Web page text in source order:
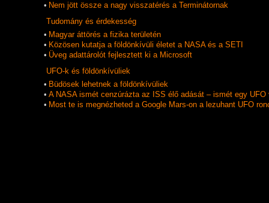
• Nem jött össze a nagy visszatérés a Terminátornak
Tudomány és érdekesség
• Magyar áttörés a fizika területén
• Közösen kutatja a földönkívüli életet a NASA és a SETI
• Üveg adattárolót fejlesztett ki a Microsoft
UFO-k és földönkí­vüliek
• Büdösek lehetnek a földönkívüliek
• A NASA ismét cenzúrázta az ISS élő adását – ismét egy UFO
• Most te is megnézheted a Google Mars-on a lezuhant UFO